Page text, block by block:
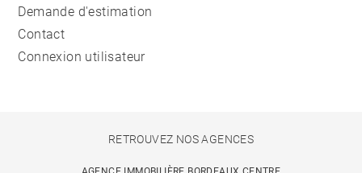
Demande d'estimation
Contact
Connexion utilisateur
RETROUVEZ NOS AGENCES